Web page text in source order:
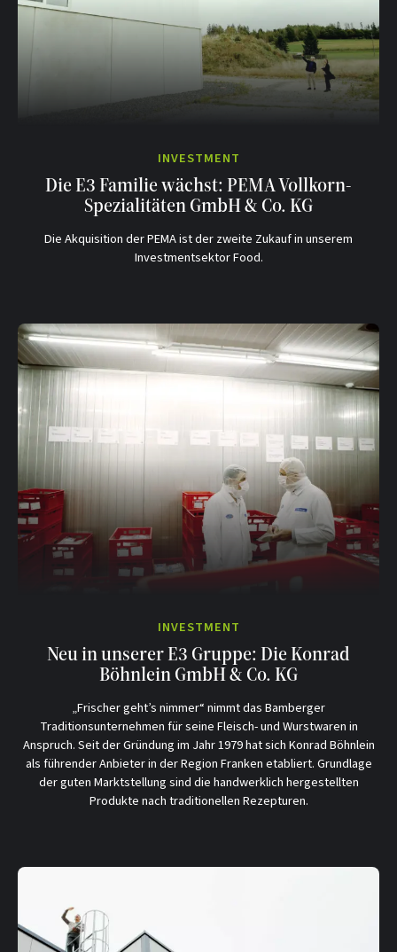
INVESTMENT
Die E3 Familie wächst: PEMA Vollkorn-
Spezialitäten GmbH & Co. KG
Die Akquisition der PEMA ist der zweite Zukauf in unserem
Investmentsektor Food.
INVESTMENT
Neu in unserer E3 Gruppe: Die Konrad
Böhnlein GmbH & Co. KG
„Frischer geht’s nimmer“ nimmt das Bamberger
Traditionsunternehmen für seine Fleisch- und Wurstwaren in
Anspruch. Seit der Gründung im Jahr 1979 hat sich Konrad Böhnlein
als führender Anbieter in der Region Franken etabliert. Grundlage
der guten Marktstellung sind die handwerklich hergestellten
Produkte nach traditionellen Rezepturen.